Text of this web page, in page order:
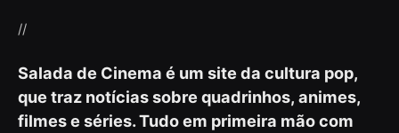
//
Salada de Cinema é um site da cultura pop,
que traz notícias sobre quadrinhos, animes,
filmes e séries. Tudo em primeira mão com